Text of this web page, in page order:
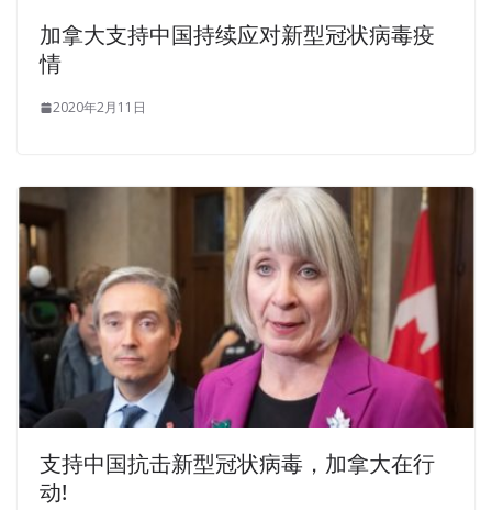
加拿大支持中国持续应对新型冠状病毒疫
情
2020年2月11日
支持中国抗击新型冠状病毒，加拿大在行
动!